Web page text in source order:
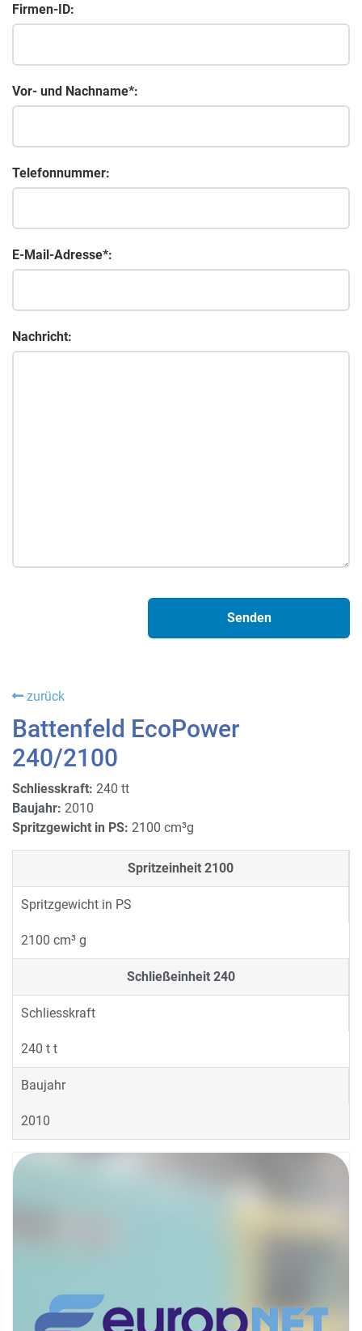
Firmen-ID:
Vor- und Nachname*:
Telefonnummer:
E-Mail-Adresse*:
Nachricht:
zurück
Battenfeld EcoPower
240/2100
Schliesskraft: 240 tt
Baujahr: 2010
Spritzgewicht in PS: 2100 cm³g
Spritzeinheit 2100
Spritzgewicht in PS
2100 cm³ g
Schließeinheit 240
Schliesskraft
240 t t
Baujahr
2010